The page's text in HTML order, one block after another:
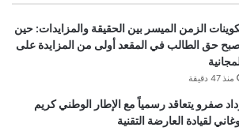
الزمن الميسر بين الحقيقة والمزايدات: حين
حق الطالب في المقعد أولى من المزايدة على
منذ 47 دقيقة
صفرو يتعاقد رسمياً مع الإطار الوطني كريم
لقيادة العارضة التقنية